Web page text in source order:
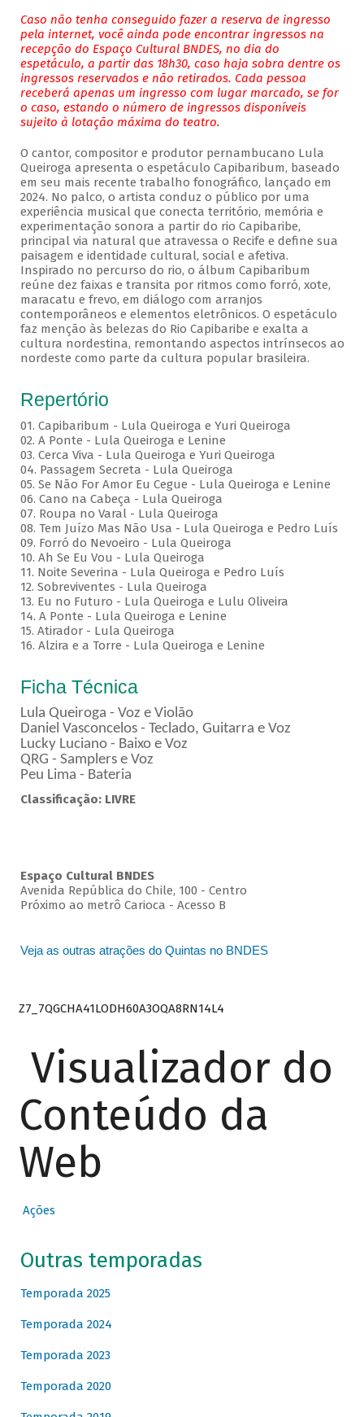
Caso não tenha conseguido fazer a reserva de ingresso
pela internet, você ainda pode encontrar ingressos na
recepção do Espaço Cultural BNDES, no dia do
espetáculo, a partir das 18h30, caso haja sobra dentre os
ingressos reservados e não retirados. Cada pessoa
receberá apenas um ingresso com lugar marcado, se for
o caso, estando o número de ingressos disponíveis
sujeito à lotação máxima do teatro.
O cantor, compositor e produtor pernambucano Lula
Queiroga apresenta o espetáculo Capibaribum, baseado
em seu mais recente trabalho fonográfico, lançado em
2024. No palco, o artista conduz o público por uma
experiência musical que conecta território, memória e
experimentação sonora a partir do rio Capibaribe,
principal via natural que atravessa o Recife e define sua
paisagem e identidade cultural, social e afetiva.
Inspirado no percurso do rio, o álbum Capibaribum
reúne dez faixas e transita por ritmos como forró, xote,
maracatu e frevo, em diálogo com arranjos
contemporâneos e elementos eletrônicos. O espetáculo
faz menção às belezas do Rio Capibaribe e exalta a
cultura nordestina, remontando aspectos intrínsecos ao
nordeste como parte da cultura popular brasileira.
Repertório
01. Capibaribum - Lula Queiroga e Yuri Queiroga
02. A Ponte - Lula Queiroga e Lenine
03. Cerca Viva - Lula Queiroga e Yuri Queiroga
04. Passagem Secreta - Lula Queiroga
05. Se Não For Amor Eu Cegue - Lula Queiroga e Lenine
06. Cano na Cabeça - Lula Queiroga
07. Roupa no Varal - Lula Queiroga
08. Tem Juízo Mas Não Usa - Lula Queiroga e Pedro Luís
09. Forró do Nevoeiro - Lula Queiroga
10. Ah Se Eu Vou - Lula Queiroga
11. Noite Severina - Lula Queiroga e Pedro Luís
12. Sobreviventes - Lula Queiroga
13. Eu no Futuro - Lula Queiroga e Lulu Oliveira
14. A Ponte - Lula Queiroga e Lenine
15. Atirador - Lula Queiroga
16. Alzira e a Torre - Lula Queiroga e Lenine
Ficha Técnica
Lula Queiroga - Voz e Violão
Daniel Vasconcelos - Teclado, Guitarra e Voz
Lucky Luciano - Baixo e Voz
QRG - Samplers e Voz
Peu Lima - Bateria
Classificação: LIVRE
Espaço Cultural BNDES
Avenida República do Chile, 100 - Centro
Próximo ao metrô Carioca - Acesso B
Veja as outras atrações do Quintas no BNDES
Z7_7QGCHA41LODH60A3OQA8RN14L4
Visualizador do
Conteúdo da
Web
Ações
Outras temporadas
Temporada 2025
Temporada 2024
Temporada 2023
Temporada 2020